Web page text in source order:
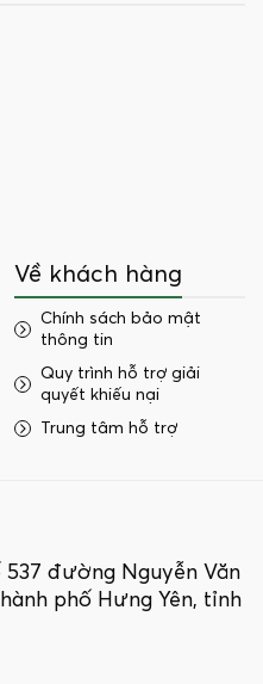
Về khách hàng
Chính sách bảo mật
thông tin
Quy trình hỗ trợ giải
quyết khiếu nại
Trung tâm hỗ trợ
537 đường Nguyễn Văn
phố Hưng Yên, tỉnh